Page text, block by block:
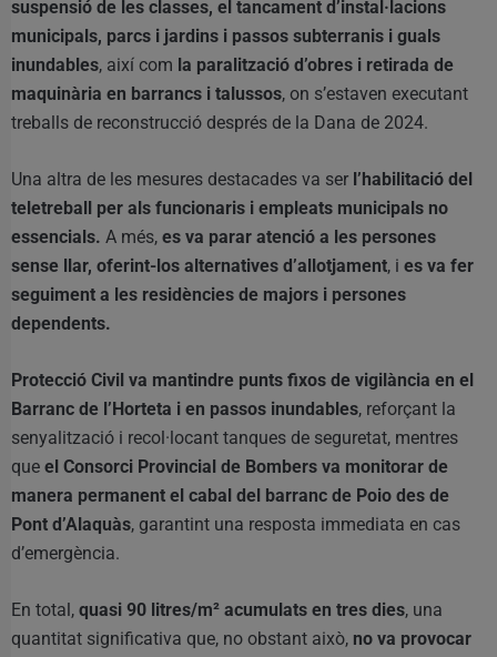
suspensió de les classes, el tancament d’instal·lacions
municipals, parcs i jardins i passos subterranis i guals
inundables, així com la paralització d’obres i retirada de
maquinària en barrancs i talussos, on s’estaven executant
treballs de reconstrucció després de la Dana de 2024.
Una altra de les mesures destacades va ser l’habilitació del
teletreball per als funcionaris i empleats municipals no
essencials. A més, es va parar atenció a les persones
sense llar, oferint-los alternatives d’allotjament, i es va fer
seguiment a les residències de majors i persones
dependents.
Protecció Civil va mantindre punts fixos de vigilància en el
Barranc de l’Horteta i en passos inundables, reforçant la
senyalització i recol·locant tanques de seguretat, mentres
que el Consorci Provincial de Bombers va monitorar de
manera permanent el cabal del barranc de Poio des de
Pont d’Alaquàs, garantint una resposta immediata en cas
d’emergència.
En total, quasi 90 litres/m² acumulats en tres dies, una
quantitat significativa que, no obstant això, no va provocar